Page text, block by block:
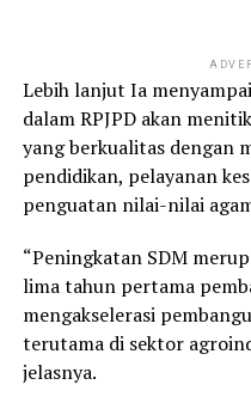
Lebih lanjut Ia
dalam RPJPD akan
yang berkualitas dengan
pendidikan, pelayanan
penguatan nilai-nilai
“Peningkatan SDM
lima tahun pertama
mengakselerasi
terutama di sektor
jelasnya.